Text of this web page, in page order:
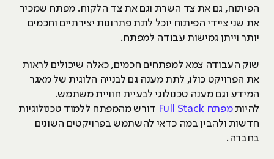
הפיתוח, גם את צד השרת וגם את צד הלקוח. מפתח שמכיר
את שני ציידי הפיתוח יוכל לתת פתרונות יצירתיים וחכמים
יותר וייתן גמישות עבודה למפתח.
שוק העבודה צמא למפתחים חכמים, כאלה שיכולים לראות
את הפרויקט כולו, לתת מענה גם לבנייה הלוגית של מאגר
המידע וגם מענה טכנולוגי לבעיית חוויית משתמש.
להיותמפתח Full Stack
דורש מהמפתח ללמוד טכנולוגיות
חדשות ולהבין במה כדאי להשתמש בפרויקטים השונים
בחברה.